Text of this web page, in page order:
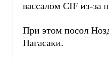
вассалом CIF из-за
При этом посол
Нагасаки.